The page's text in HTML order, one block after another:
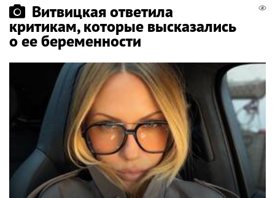
Витвицкая ответила
критикам, которые высказались
о ее беременности